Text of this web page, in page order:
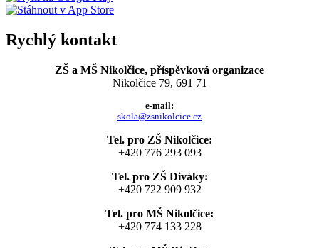
Rychlý kontakt
ZŠ a MŠ Nikolčice, příspěvková organizace
Nikolčice 79, 691 71
e-mail:
skola@zsnikolcice.cz
Tel. pro ZŠ Nikolčice:
+420 776 293 093
Tel. pro ZŠ Diváky:
+420 722 909 932
Tel. pro MŠ Nikolčice:
+420 774 133 228